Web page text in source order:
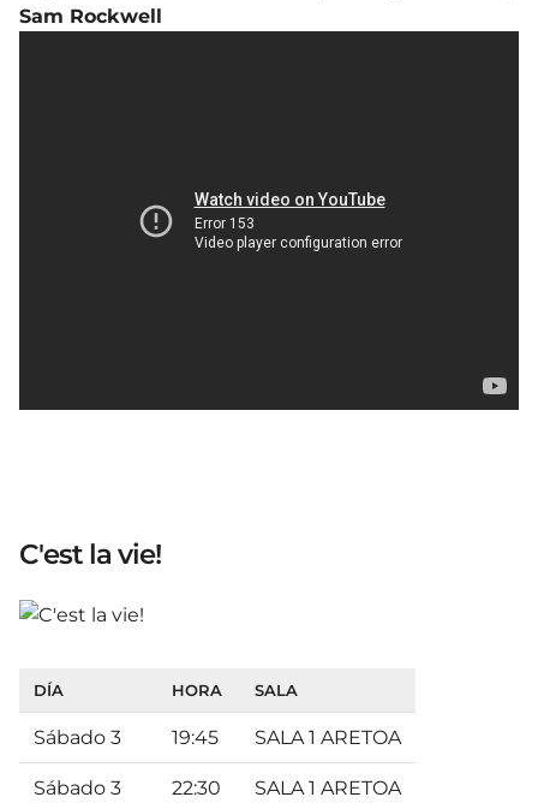
Sam Rockwell
C'est la vie!
DÍA HORA SALA
Sábado 3 19:45 SALA 1 ARETOA
Sábado 3 22:30 SALA 1 ARETOA